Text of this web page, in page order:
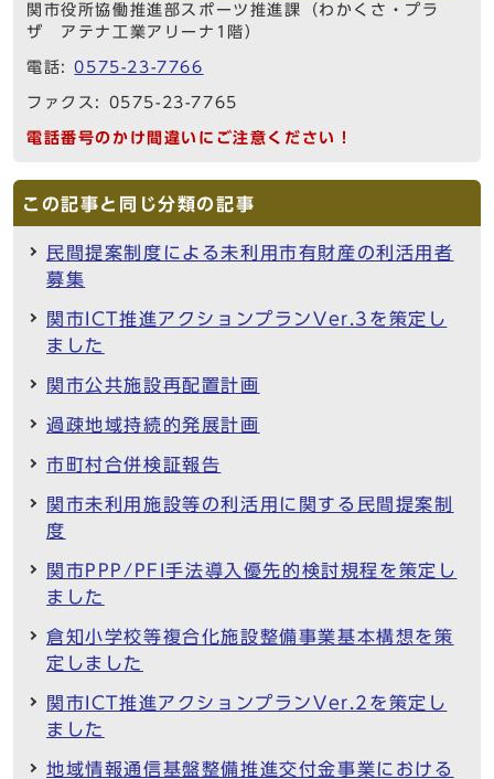
関市役所協働推進部スポーツ推進課（わかくさ・プラ
ザ アテナ工業アリーナ1階）
電話:0575-23-7766
ファクス: 0575-23-7765
電話番号のかけ間違いにご注意ください！
この記事と同じ分類の記事
民間提案制度による未利用市有財産の利活用者
募集
関市ICT推進アクションプランVer.3を策定し
ました
関市公共施設再配置計画
過疎地域持続的発展計画
市町村合併検証報告
関市未利用施設等の利活用に関する民間提案制
度
関市PPP/PFI手法導入優先的検討規程を策定し
ました
倉知小学校等複合化施設整備事業基本構想を策
定しました
関市ICT推進アクションプランVer.2を策定し
ました
地域情報通信基盤整備推進交付金事業における